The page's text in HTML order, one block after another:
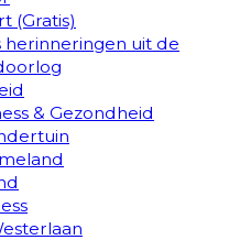
(Gratis)
herinneringen uit de
& Gezondheid